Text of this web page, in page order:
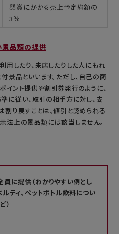
懸賞にかかる売上予定総額の
3％
品類の提供
用したり、来店したりした人にもれ
景品といいます。ただし、自己の商
イント提供や割引券発行のように、
に従い、取引の相手方に対し、支
割り戻すことは、値引と認められる
法上の景品類には該当しません。
員に提供（わかりやすい例とし
ティ、ペットボトル飲料につい
）